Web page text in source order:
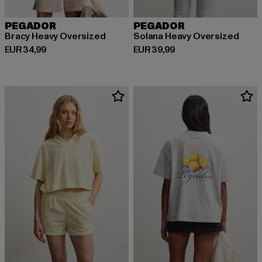
PEGADOR
Bracy Heavy Oversized
EUR 34,99
Huidige prijs: EUR 34,99
PEGADOR
Solana Heavy Oversized
EUR 39,99
Huidige prijs: EUR 39,99